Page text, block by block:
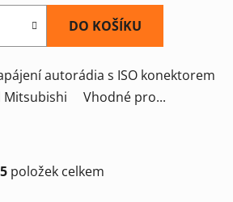
DO KOŠÍKU
autorádia s ISO konektorem
Mitsubishi Vhodné pro...
O
5položek celkem